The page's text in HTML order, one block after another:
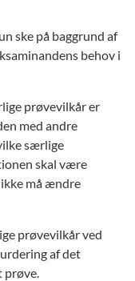
ske på baggrund af
behov i
prøvevilkår er
med andre
særlige
skal være
må ændre
prøvevilkår ved
af det